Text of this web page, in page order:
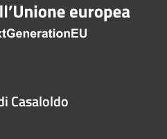
Casaloldo